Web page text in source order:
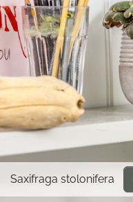
Saxifraga stolonifera